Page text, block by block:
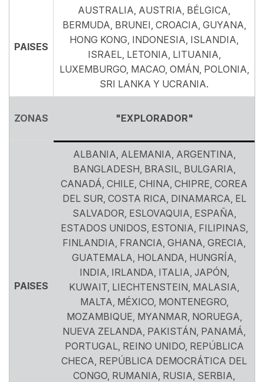
PAISES
AUSTRALIA, AUSTRIA, BÉLGICA,
BERMUDA, BRUNEI, CROACIA, GUYANA,
HONG KONG, INDONESIA, ISLANDIA,
ISRAEL, LETONIA, LITUANIA,
LUXEMBURGO, MACAO, OMÁN, POLONIA,
SRI LANKA Y UCRANIA.
ZONAS "EXPLORADOR"
PAISES
ALBANIA, ALEMANIA, ARGENTINA,
BANGLADESH, BRASIL, BULGARIA,
CANADÁ, CHILE, CHINA, CHIPRE, COREA
DEL SUR, COSTA RICA, DINAMARCA, EL
SALVADOR, ESLOVAQUIA, ESPAÑA,
ESTADOS UNIDOS, ESTONIA, FILIPINAS,
FINLANDIA, FRANCIA, GHANA, GRECIA,
GUATEMALA, HOLANDA, HUNGRÍA,
INDIA, IRLANDA, ITALIA, JAPÓN,
KUWAIT, LIECHTENSTEIN, MALASIA,
MALTA, MÉXICO, MONTENEGRO,
MOZAMBIQUE, MYANMAR, NORUEGA,
NUEVA ZELANDA, PAKISTÁN, PANAMÁ,
PORTUGAL, REINO UNIDO, REPÚBLICA
CHECA, REPÚBLICA DEMOCRÁTICA DEL
CONGO, RUMANIA, RUSIA, SERBIA,